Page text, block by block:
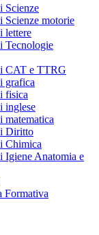
Scienze
Scienze motorie
lettere
Tecnologie
CAT e TTRG
grafica
fisica
inglese
matematica
Diritto
Chimica
Igiene Anatomia e
Formativa